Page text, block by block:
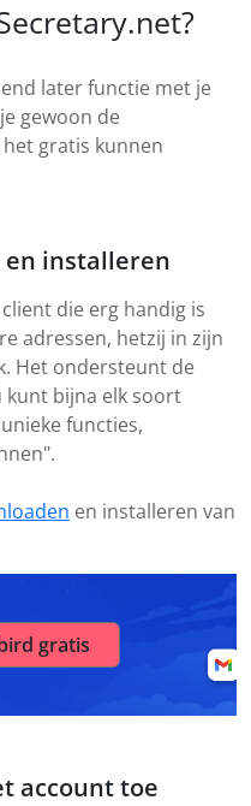
later functie met je
gewoon de
gratis kunnen
installeren
die erg handig is
adressen, hetzij in zijn
Het ondersteunt de
kunt bijna elk soort
functies,
en installeren van
gratis
account toe